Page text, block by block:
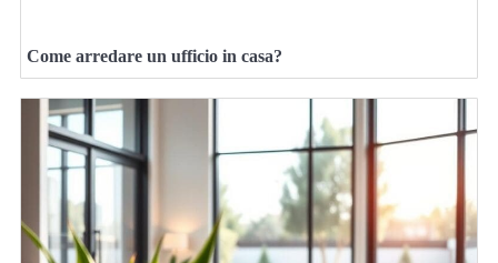
Come arredare un ufficio in casa?